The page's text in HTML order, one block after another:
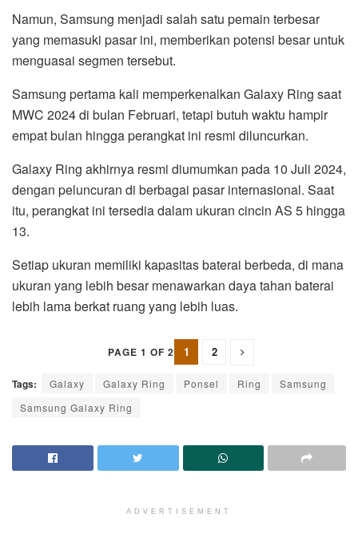
Namun, Samsung menjadi salah satu pemain terbesar
yang memasuki pasar ini, memberikan potensi besar untuk
menguasai segmen tersebut.
Samsung pertama kali memperkenalkan Galaxy Ring saat
MWC 2024 di bulan Februari, tetapi butuh waktu hampir
empat bulan hingga perangkat ini resmi diluncurkan.
Galaxy Ring akhirnya resmi diumumkan pada 10 Juli 2024,
dengan peluncuran di berbagai pasar internasional. Saat
itu, perangkat ini tersedia dalam ukuran cincin AS 5 hingga
13.
Setiap ukuran memiliki kapasitas baterai berbeda, di mana
ukuran yang lebih besar menawarkan daya tahan baterai
lebih lama berkat ruang yang lebih luas.
PAGE 1 OF 2 1 2
Tags: Galaxy Galaxy Ring Ponsel Ring
Samsung
Samsung Galaxy Ring
ADVERTISEMENT